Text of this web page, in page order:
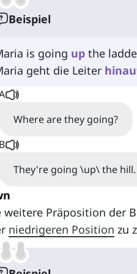
Beispiel
is going up the
geht die Leiter
Where are they going?
B
They're going \up\ the hill.
weitere Präposition der
niedrigeren Position zu